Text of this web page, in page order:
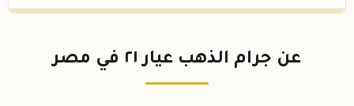
٥,٨٧٠.٠٠ جنية
عن جرام الذهب عيار ٢١ في مصر